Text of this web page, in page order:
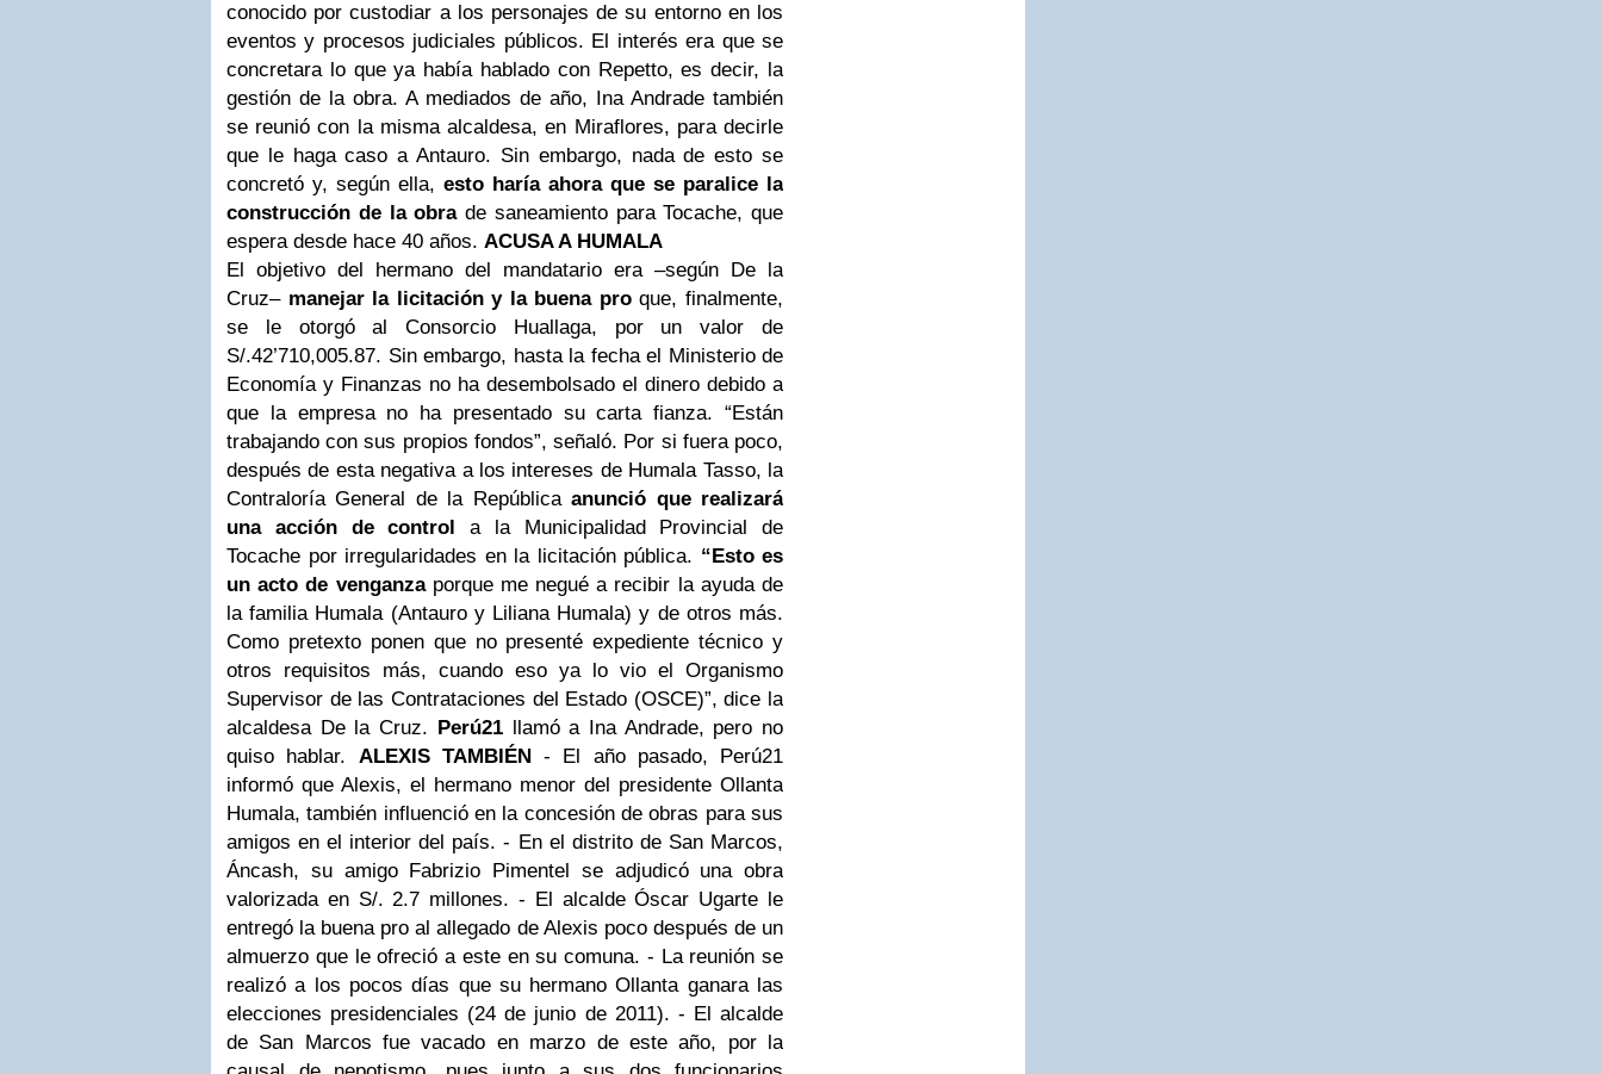
conocido por custodiar a los personajes de su entorno en los
eventos y procesos judiciales públicos. El interés era que se
concretara lo que ya había hablado con Repetto, es decir, la
gestión de la obra. A mediados de año, Ina Andrade también
se reunió con la misma alcaldesa, en Miraflores, para decirle
que le haga caso a Antauro. Sin embargo, nada de esto se
concretó y, según ella, esto haría ahora que se paralice la
construcción de la obrade saneamiento para Tocache, que
espera desde hace 40 años. ACUSAA HUMALA
El objetivo del hermano del mandatario era –según De la
Cruz– manejar la licitación y la buena proque, finalmente,
se le otorgó al Consorcio Huallaga, por un valor de
S/.42’710,005.87. Sin embargo, hasta la fecha el Ministerio de
Economía y Finanzas no ha desembolsado el dinero debido a
que la empresa no ha presentado su carta fianza. “Están
trabajando con sus propios fondos”, señaló. Por si fuera poco,
después de esta negativa a los intereses de Humala Tasso, la
Contraloría General de la Repúblicaanunció que realizará
una acción de control a la Municipalidad Provincial de
Tocache por irregularidades en la licitación pública. “Esto es
un acto de venganzaporque me negué a recibir la ayuda de
la familia Humala (Antauro y Liliana Humala) y de otros más.
Como pretexto ponen que no presenté expediente técnico y
otros requisitos más, cuando eso ya lo vio el Organismo
Supervisor de las Contrataciones del Estado (OSCE)”, dice la
alcaldesa De la Cruz. Perú21llamó a Ina Andrade, pero no
quiso hablar. ALEXIS TAMBIÉN- El año pasado, Perú21
informó que Alexis, el hermano menor del presidente Ollanta
Humala, también influenció en la concesión de obras para sus
amigos en el interior del país. - En el distrito de San Marcos,
Áncash, su amigo Fabrizio Pimentel se adjudicó una obra
valorizada en S/. 2.7 millones. - El alcalde Óscar Ugarte le
entregó la buena pro al allegado de Alexis poco después de un
almuerzo que le ofreció a este en su comuna. - La reunión se
realizó a los pocos días que su hermano Ollanta ganara las
elecciones presidenciales (24 de junio de 2011). - El alcalde
de San Marcos fue vacado en marzo de este año, por la